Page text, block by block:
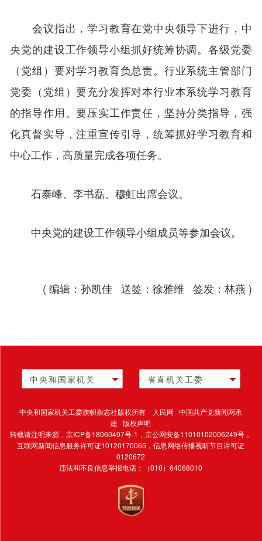
会议指出，学习教育在党中央领导下进行，中
央党的建设工作领导小组抓好统筹协调。各级党委
（党组）要对学习教育负总责。行业系统主管部门
党委（党组）要充分发挥对本行业本系统学习教育
的指导作用。要压实工作责任，坚持分类指导，强
化真督实导，注重宣传引导，统筹抓好学习教育和
中心工作，高质量完成各项任务。
石泰峰、李书磊、穆虹出席会议。
中央党的建设工作领导小组成员等参加会议。
( 编辑：孙凯佳 送签：徐雅维 签发：林燕 )
中央和国家机关 省直机关工委
中央和国家机关工委旗帜杂志社版权所有 人民网 中国共产党新闻网承
建 版权声明
转载请注明来源，京ICP备18060497号-1 ，京公网安备11010102006249号，
互联网新闻信息服务许可证10120170065，信息网络传播视听节目许可证
0120672
违法和不良信息举报电话：（010）64068010